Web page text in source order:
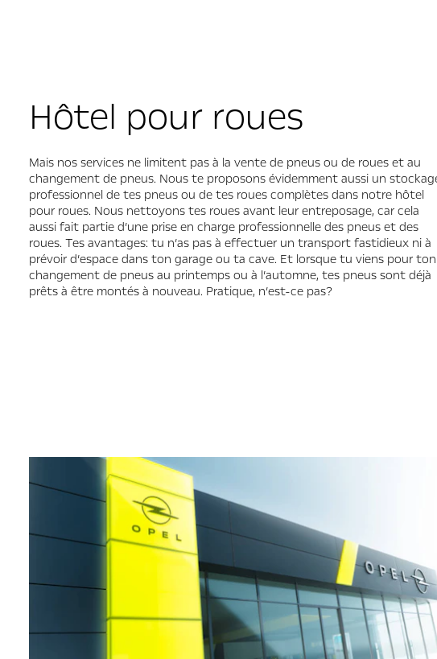
Hôtel pour roues
Mais nos services ne limitent pas à la vente de pneus ou de roues et au
changement de pneus. Nous te proposons évidemment aussi un
professionnel de tes pneus ou de tes roues complètes dans notre hôtel
pour roues. Nous nettoyons tes roues avant leur entreposage, car cela
aussi fait partie d’une prise en charge professionnelle des pneus et des
roues. Tes avantages: tu n’as pas à effectuer un transport fastidieux ni à
prévoir d’espace dans ton garage ou ta cave. Et lorsque tu viens pour ton
changement de pneus au printemps ou à l’automne, tes pneus sont déjà
prêts à être montés à nouveau. Pratique, n’est-ce pas?